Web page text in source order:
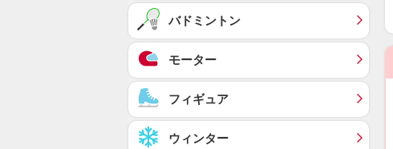
バドミントン
モーター
フィギュア
ウィンター